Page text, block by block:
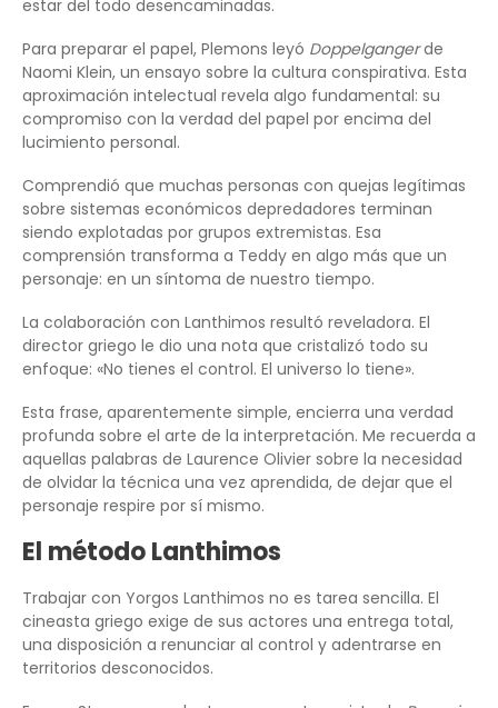
estar del todo desencaminadas.
Para preparar el papel, Plemons leyó Doppelgangerde
Naomi Klein, un ensayo sobre la cultura conspirativa. Esta
aproximación intelectual revela algo fundamental: su
compromiso con la verdad del papel por encima del
lucimiento personal.
Comprendió que muchas personas con quejas legítimas
sobre sistemas económicos depredadores terminan
siendo explotadas por grupos extremistas. Esa
comprensión transforma a Teddy en algo más que un
personaje: en un síntoma de nuestro tiempo.
La colaboración con Lanthimos resultó reveladora. El
director griego le dio una nota que cristalizó todo su
enfoque: «No tienes el control. El universo lo tiene».
Esta frase, aparentemente simple, encierra una verdad
profunda sobre el arte de la interpretación. Me recuerda a
aquellas palabras de Laurence Olivier sobre la necesidad
de olvidar la técnica una vez aprendida, de dejar que el
personaje respire por sí mismo.
El método Lanthimos
Trabajar con Yorgos Lanthimos no es tarea sencilla. El
cineasta griego exige de sus actores una entrega total,
una disposición a renunciar al control y adentrarse en
territorios desconocidos.